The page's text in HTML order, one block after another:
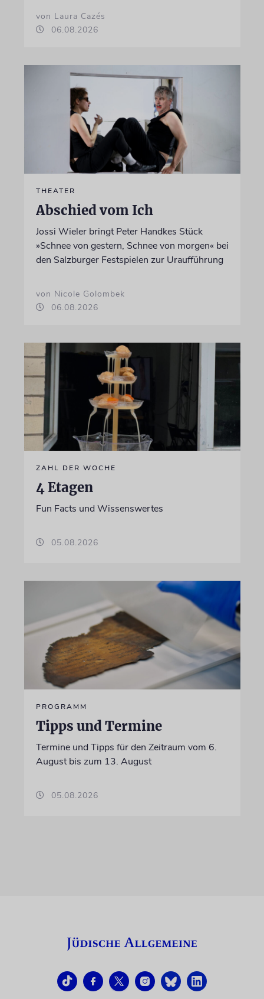
von Laura Cazés
06.08.2026
THEATER
Abschied vom Ich
Jossi Wieler bringt Peter Handkes Stück
»Schnee von gestern, Schnee von morgen« bei
den Salzburger Festspielen zur Uraufführung
von Nicole Golombek
06.08.2026
ZAHL DER WOCHE
4 Etagen
Fun Facts und Wissenswertes
05.08.2026
PROGRAMM
Tipps und Termine
Termine und Tipps für den Zeitraum vom 6.
August bis zum 13. August
05.08.2026